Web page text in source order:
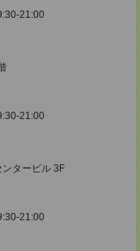
21:00
21:00
タービル 3F
21:00